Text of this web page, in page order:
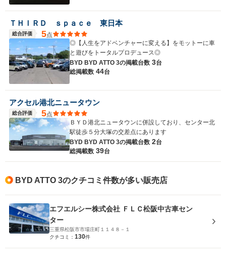
ＴＨＩＲＤ ｓｐａｃｅ 東日本
総合評価 5点
◎【人生をアドベンチャーに変える】をモットーに車
と遊びをトータルプロデュース◎
BYD BYD ATTO 3の掲載台数 3台
総掲載数 44台
アクセル港北ニュータウン
総合評価 5点
ＢＹＤ港北ニュータウンに併設しており、センター北
駅徒歩５分大塚の交差点にあります
BYD BYD ATTO 3の掲載台数 2台
総掲載数 39台
BYD ATTO 3のクチコミ件数が多い販売店
エフエルシー株式会社 ＦＬＣ松阪中古車セン
ター
三重県松阪市市場庄町１１４８－１
クチコミ： 130件